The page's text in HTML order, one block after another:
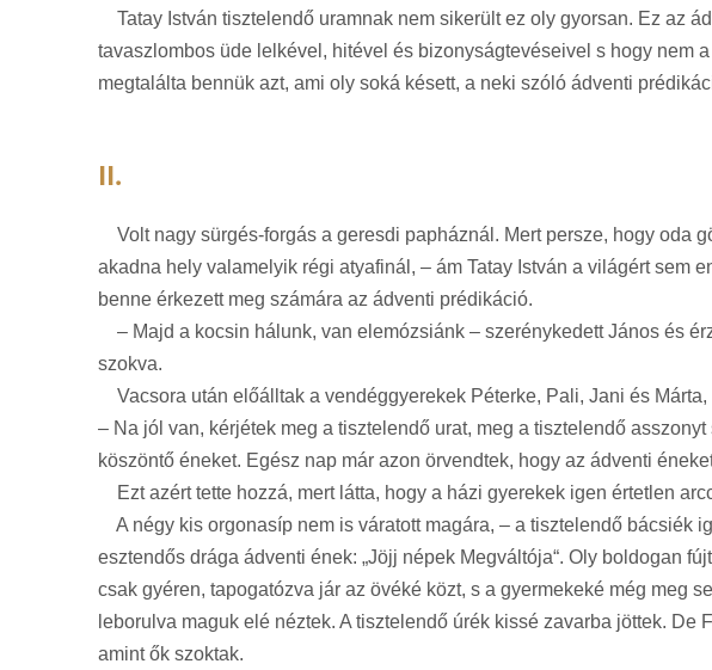
Tatay István tisztelendő uramnak nem sikerült ez oly gyorsan. Ez az
tavaszlombos üde lelkével, hitével és bizonyságtevéseivel s hogy nem
megtalálta bennük azt, ami oly soká késett, a neki szóló ádventi
II.
Volt nagy sürgés-forgás a geresdi papháznál. Mert persze, hogy oda
akadna hely valamelyik régi atyafinál, – ám Tatay István a világért sem
benne érkezett meg számára az ádventi prédikáció.
– Majd a kocsin hálunk, van elemózsiánk – szerénykedett János és
szokva.
Vacsora után előálltak a vendéggyerekek Péterke, Pali, Jani és
– Na jól van, kérjétek meg a tisztelendő urat, meg a tisztelendő
köszöntő éneket. Egész nap már azon örvendtek, hogy az ádventi
Ezt azért tette hozzá, mert látta, hogy a házi gyerekek igen értetlen
A négy kis orgonasíp nem is váratott magára, – a tisztelendő bácsiék
esztendős drága ádventi ének: „Jöjj népek Megváltója“. Oly boldogan
csak gyéren, tapogatózva jár az övéké közt, s a gyermekeké még meg
leborulva maguk elé néztek. A tisztelendő úrék kissé zavarba jöttek.
amint ők szoktak.